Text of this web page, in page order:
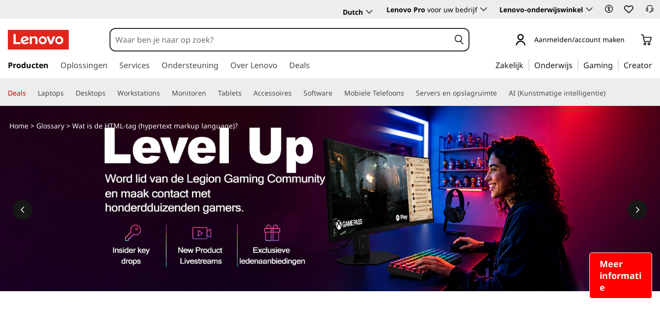
a
Dutch Lenovo Pro voor uw bedrijf Lenovo-onderwijswinkel
a
a
r
e
Aanmelden/account maken
Producten Oplossingen Services Ondersteuning Over Lenovo Deals Zakelijk Onderwijs Gaming Creator
Deals Laptops Desktops Workstations Monitoren Tablets Accessoires Software Mobiele Telefoons Servers en opslagruimte AI (Kunstmatige intelligentie)
Meer
informati
e
Home> Glossary> Wat is de HTML-tag (hypertext markup language)?